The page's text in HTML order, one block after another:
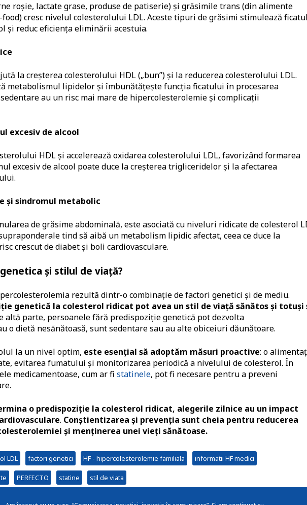
roșie, lactate grase, produse de patiserie) și grăsimile trans (din alimente
cresc nivelul colesterolului LDL. Aceste tipuri de grăsimi stimulează
și reduc eficiența eliminării acestuia.
la creșterea colesterolului HDL („bun”) și la reducerea colesterolului LDL.
metabolismul lipidelor și îmbunătățește funcția ficatului în procesarea
au un risc mai mare de hipercolesterolemie și complicații
excesiv de alcool
HDL și accelerează oxidarea colesterolului LDL, favorizând formarea
excesiv de alcool poate duce la creșterea trigliceridelor și la afectarea
și sindromul metabolic
de grăsime abdominală, este asociată cu niveluri ridicate de colesterol
tind să aibă un metabolism lipidic afectat, ceea ce duce la
crescut de diabet și boli cardiovasculare.
și stilul de viață?
rezultă dintr-o combinație de factori genetici și de mediu.
genetică la colesterol ridicat pot avea un stil de viață sănătos și totuși
altă parte, persoanele fără predispoziție genetică pot dezvolta
o dietă nesănătoasă, sunt sedentare sau au alte obiceiuri dăunătoare.
la un nivel optim, este esențial să adoptăm măsuri proactive: o
evitarea fumatului și monitorizarea periodică a nivelului de colesterol. În
medicamentoase, cum ar fi statinele, pot fi necesare pentru a preveni
o predispoziție la colesterol ridicat, alegerile zilnice au un impact
. Conștientizarea și prevenția sunt cheia pentru reducerea
și menținerea unei vieți sănătoase.
LDL factori genetici HF - hipercolesterolemie familiala informatii HF medici
PERFECTO statine stil de viata